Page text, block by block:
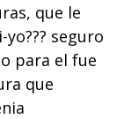
que le
seguro
para el fue
que